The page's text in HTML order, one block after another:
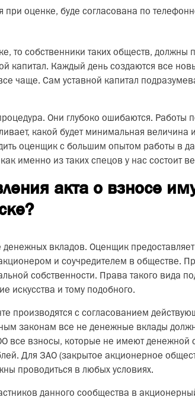
оценке, буде согласована по
то собственники таких обществ, должны
капитал. Каждый день создаются все
чаще. Сам уставной капитал
Они глубоко ошибаются. Работы
какой будет минимальная
оценщик с большим опытом работы в
именно из таких спецов у нас состоит
акта о взносе
вкладов. Оценщик
и соучредителем в обществе.
собственности. Права такого вида
искусства и тому подобного.
производятся с согласованием
законам все не денежные вклады
все взносы, которые не имеют денежной
Для ЗАО (закрытое акционерное
проводиться в любых условиях.
данного сообщества в